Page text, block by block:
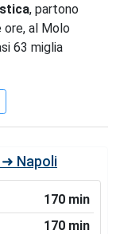
, partono
ore, al Molo
63 miglia
➜ Napoli
170 min
170 min